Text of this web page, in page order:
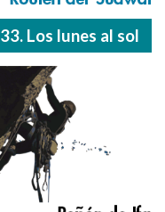
33. Los lunes al sol